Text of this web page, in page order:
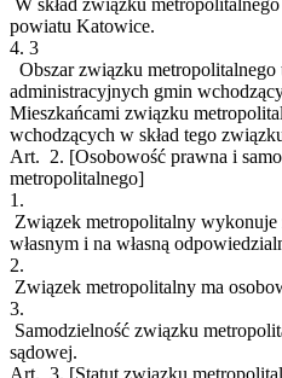
powiatu Katowice.
4. 3
Obszar związku metropolitalnego
administracyjnych gmin
Mieszkańcami związku
wchodzących w skład tego
Art. 2. [Osobowość prawna i
metropolitalnego]
1.
Związek metropolitalny
własnym i na własną
2.
Związek metropolitalny ma
3.
Samodzielność związku
sądowej.
Art. 3. [Statut związku